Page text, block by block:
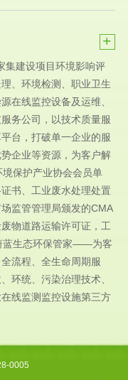
+
建设项目环境影响评
、环境检测、职业卫生
在线监控设备及运维、
务公司，以技术质量服
台，打破单一企业的服
企业等资源，为客户解
保护产业协会会员单
书、工业废水处理处置
监管管理局颁发的CMA
物道路运输许可证，工
蓝生态环保管家——为客
流程、全生命周期服
环统、污染治理技术、
线监测监控设施第三方
0005